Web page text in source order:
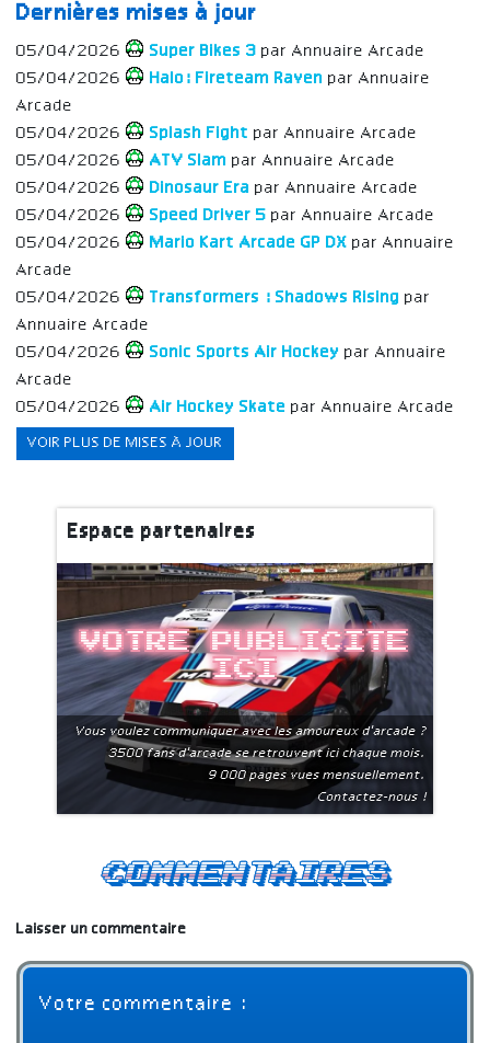
Dernières mises à jour
05/04/2026 Super Bikes 3 par Annuaire Arcade
05/04/2026
Halo: Fireteam Raven par Annuaire
Arcade
05/04/2026
Splash Fight par Annuaire Arcade
05/04/2026
ATV Slam par Annuaire Arcade
05/04/2026
Dinosaur Era par Annuaire Arcade
05/04/2026
Speed Driver 5 par Annuaire Arcade
05/04/2026
Mario Kart Arcade GP DX par Annuaire
Arcade
05/04/2026
Transformers : Shadows Rising par
Annuaire Arcade
05/04/2026
Sonic Sports Air Hockey par Annuaire
Arcade
05/04/2026
Air Hockey Skate par Annuaire Arcade
VOIR PLUS DE MISES À JOUR
Espace partenaires
Votre publicite
ici
Vous voulez communiquer avec les amoureux d'arcade ?
3500 fans d'arcade se retrouvent ici chaque mois.
9 000 pages vues mensuellement.
Contactez-nous !
Commentaires
Laisser un commentaire